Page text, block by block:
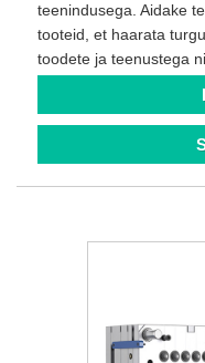
teenindusega. Aidake
tooteid, et haarata
toodete ja teenustega